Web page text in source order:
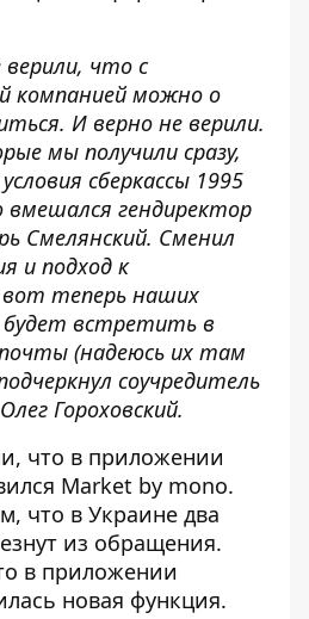
что с
компанией можно о
И верно не верили.
мы получили сразу,
сберкассы 1995
вмешался гендиректор
Смелянский. Сменил
и подход к
теперь наших
встретить в
(надеюсь их там
соучредитель
Гороховский.
что в приложении
Market by mono.
что в Украине два
из обращения.
в приложении
новая функция.